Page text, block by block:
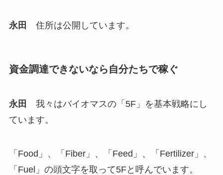
永田 住所は公開しています。
資金調達できないなら自分たちで稼ぐ
永田
我々はバイオマスの「5F」を基本戦略にし
ています。
「Food」、「Fiber」、「Feed」、「Fertilizer」、
「Fuel」の頭文字を取って5Fと呼んでいます。